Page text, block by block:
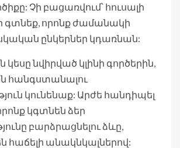
Չի բացառվում՝ հուսալի
որոնք ժամանակի
ընկերներ կդառնան:
նվիրված կլինի գործերին,
հանգստանալու
կունենաք: Արժե հանդիպել
կգտնեն ձեր
բարձրացնելու ձևը,
հաճելի անակնկալներով: